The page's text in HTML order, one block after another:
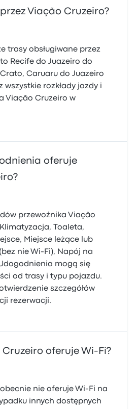
Viação Cruzeiro?
trasy obsługiwane przez
Recife do Juazeiro do
Caruaru do Juazeiro
wszystkie rozkłady jazdy i
Viação Cruzeiro w
oferuje
przewoźnika Viação
Toaleta,
Miejsce leżące lub
nie Wi-Fi), Napój na
mogą się
od trasy i typu pojazdu.
szczegółów
rezerwacji.
Cruzeiro oferuje Wi-Fi?
nie oferuje Wi-Fi na
innych dostępnych